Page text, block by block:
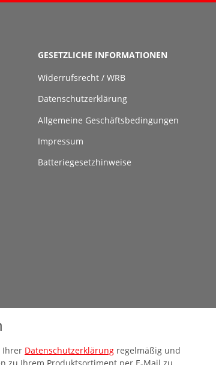
GESETZLICHE INFORMATIONEN
Widerrufsrecht / WRB
Datenschutzerklärung
Allgemeine Geschäftsbedingungen
Impressum
Batteriegesetzhinweise
Ihrer Datenschutzerklärung regelmäßig und